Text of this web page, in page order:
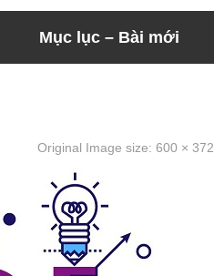
Mục lục – Bài mới
Original Image size: 600 × 372